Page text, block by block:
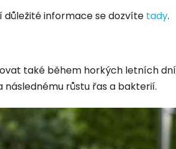
důležité informace se dozvíte tady.
také během horkých letních
růstu řas a bakterií.